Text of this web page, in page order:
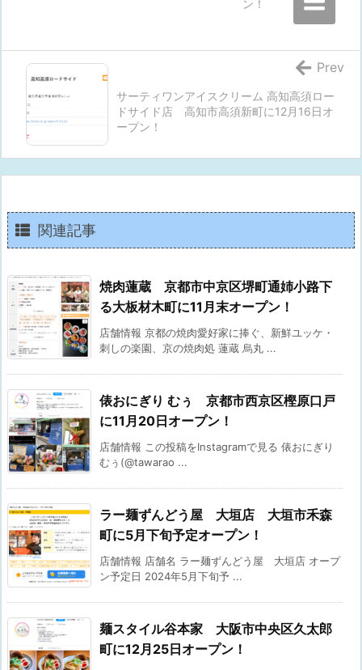
ン！
サーティワンアイスクリーム 高知高須ロー
ドサイド店 高知市高須新町に12月16日オ
ープン！
Prev
関連記事
焼肉蓮蔵 京都市中京区堺町通姉小路下
る大板材木町に11月末オープン！
店舗情報 京都の焼肉愛好家に捧ぐ、新鮮ユッケ・
刺しの楽園、京の焼肉処 蓮蔵 烏丸 ...
俵おにぎり むぅ 京都市西京区樫原口戸
に11月20日オープン！
店舗情報 この投稿をInstagramで見る 俵おにぎり
むぅ(@tawarao ...
ラー麺ずんどう屋 大垣店 大垣市禾森
町に5月下旬予定オープン！
店舗情報 店舗名 ラー麺ずんどう屋 大垣店 オープ
ン予定日 2024年5月下旬予 ...
麺スタイル谷本家 大阪市中央区久太郎
町に12月25日オープン！